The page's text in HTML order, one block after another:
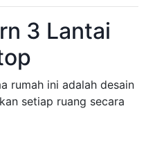
3 Lantai
rumah ini adalah desain
setiap ruang secara